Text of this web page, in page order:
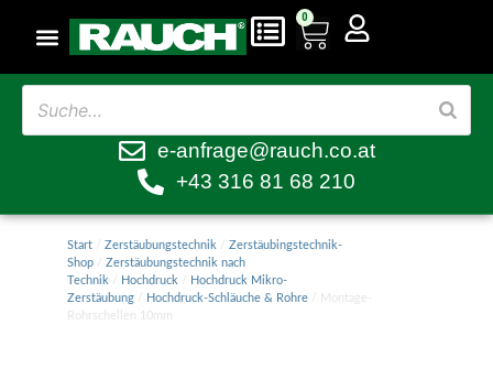
0
e-anfrage@rauch.co.at
+43 316 81 68 210
Start/ Zerstäubungstechnik
Zerstäubingstechnik-
Shop/ Zerstäubungstechnik nach
Technik
Hochdruck
Hochdruck Mikro-
Zerstäubung/ Hochdruck-Schläuche & Rohre/ Montage-
Rohrschellen 10mm